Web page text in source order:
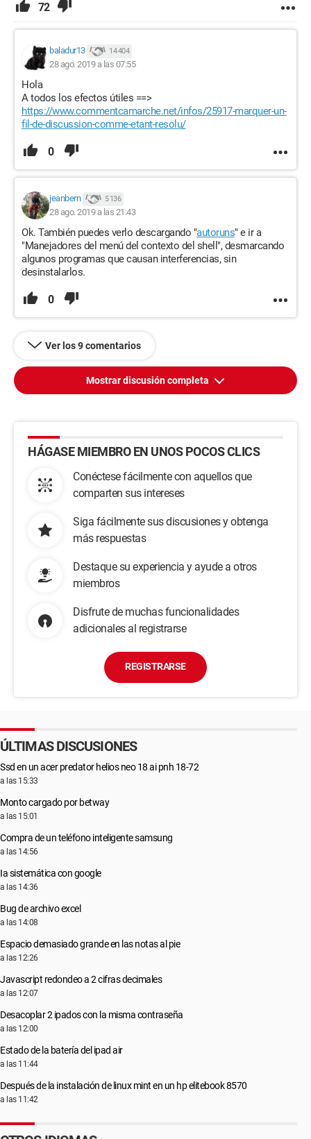
72
baladur13 14 404
28 ago. 2019 a las 07:55
Hola
A todos los efectos útiles ==>
https://www.commentcamarche.net/infos/25917-marquer-un-
fil-de-discussion-comme-etant-resolu/
0
jeanbern 5 136
28 ago. 2019 a las 21:43
Ok. También puedes verlo descargando "autoruns" e ir a
"Manejadores del menú del contexto del shell", desmarcando
algunos programas que causan interferencias, sin
desinstalarlos.
0
Ver los 9 comentarios
Mostrar discusión completa
HÁGASE MIEMBRO EN UNOS POCOS CLICS
Conéctese fácilmente con aquellos que
comparten sus intereses
Siga fácilmente sus discusiones y obtenga
más respuestas
Destaque su experiencia y ayude a otros
miembros
Disfrute de muchas funcionalidades
adicionales al registrarse
REGISTRARSE
ÚLTIMAS DISCUSIONES
Ssd en un acer predator helios neo 18 ai pnh 18-72
a las 15:33
Monto cargado por betway
a las 15:01
Compra de un teléfono inteligente samsung
a las 14:56
Ia sistemática con google
a las 14:36
Bug de archivo excel
a las 14:08
Espacio demasiado grande en las notas al pie
a las 12:26
Javascript redondeo a 2 cifras decimales
a las 12:07
Desacoplar 2 ipados con la misma contraseña
a las 12:00
Estado de la batería del ipad air
a las 11:44
Después de la instalación de linux mint en un hp elitebook 8570
a las 11:42